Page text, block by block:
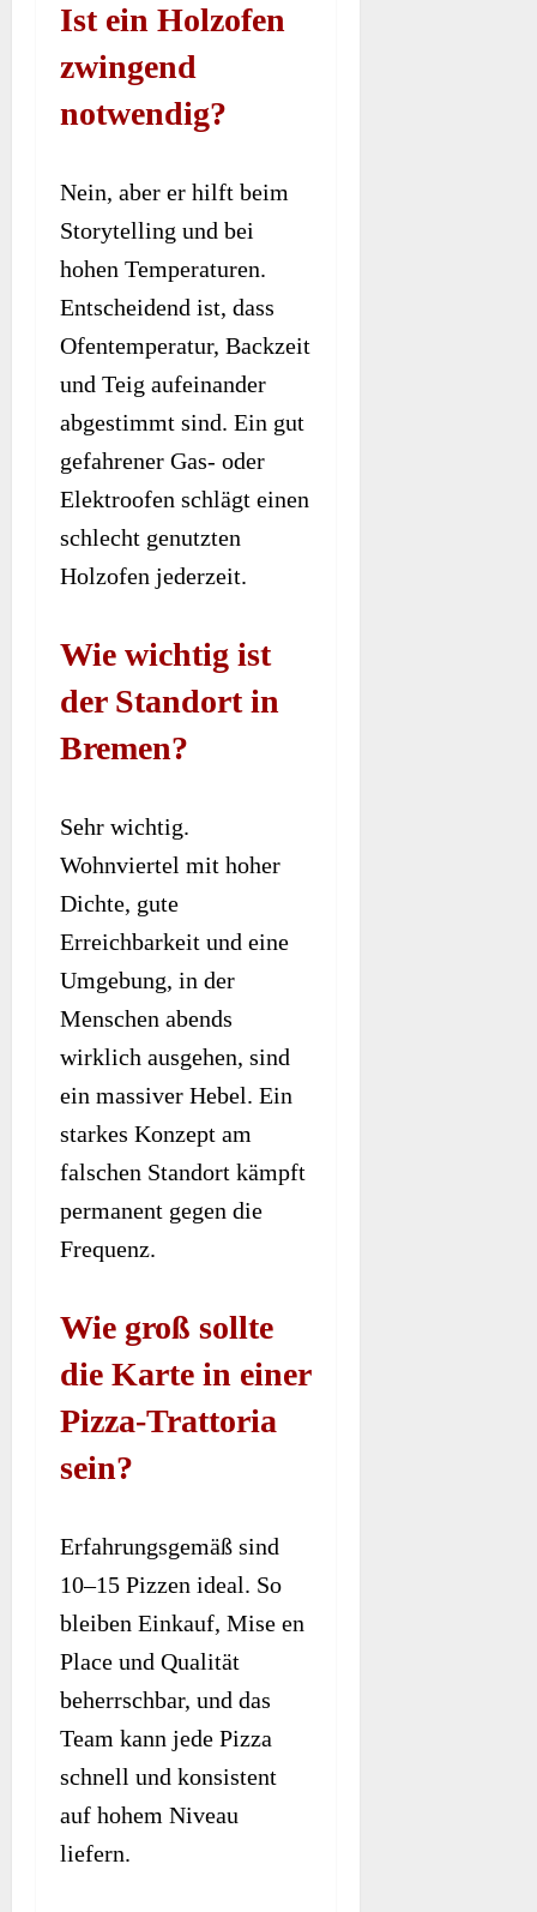
Ist ein Holzofen
zwingend
notwendig?
Nein, aber er hilft beim
Storytelling und bei
hohen Temperaturen.
Entscheidend ist, dass
Ofentemperatur, Backzeit
und Teig aufeinander
abgestimmt sind. Ein gut
gefahrener Gas- oder
Elektroofen schlägt einen
schlecht genutzten
Holzofen jederzeit.
Wie wichtig ist
der Standort in
Bremen?
Sehr wichtig.
Wohnviertel mit hoher
Dichte, gute
Erreichbarkeit und eine
Umgebung, in der
Menschen abends
wirklich ausgehen, sind
ein massiver Hebel. Ein
starkes Konzept am
falschen Standort kämpft
permanent gegen die
Frequenz.
Wie groß sollte
die Karte in einer
Pizza-Trattoria
sein?
Erfahrungsgemäß sind
10–15 Pizzen ideal. So
bleiben Einkauf, Mise en
Place und Qualität
beherrschbar, und das
Team kann jede Pizza
schnell und konsistent
auf hohem Niveau
liefern.